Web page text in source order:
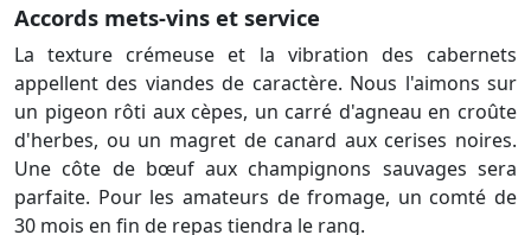
Accords mets-vins et service
La texture crémeuse et la vibration des cabernets
appellent des viandes de caractère. Nous l'aimons sur
un pigeon rôti aux cèpes, un carré d'agneau en croûte
d'herbes, ou un magret de canard aux cerises noires.
Une côte de bœuf aux champignons sauvages sera
parfaite. Pour les amateurs de fromage, un comté de
30 mois en fin de repas tiendra le rang.